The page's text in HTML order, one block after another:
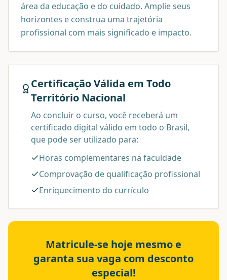
área da educação e do cuidado. Amplie seus
horizontes e construa uma trajetória
profissional com mais significado e impacto.
Certificação Válida em Todo
Território Nacional
Ao concluir o curso, você receberá um
certificado digital válido em todo o Brasil,
que pode ser utilizado para:
Horas complementares na faculdade
Comprovação de qualificação profissional
Enriquecimento do currículo
Matricule-se hoje mesmo e
garanta sua vaga com desconto
especial!